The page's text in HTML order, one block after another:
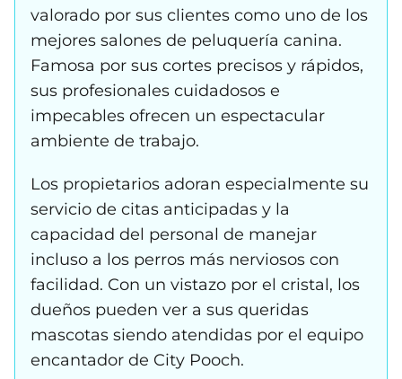
valorado por sus clientes como uno de los
mejores salones de peluquería canina.
Famosa por sus cortes precisos y rápidos,
sus profesionales cuidadosos e
impecables ofrecen un espectacular
ambiente de trabajo.
Los propietarios adoran especialmente su
servicio de citas anticipadas y la
capacidad del personal de manejar
incluso a los perros más nerviosos con
facilidad. Con un vistazo por el cristal, los
dueños pueden ver a sus queridas
mascotas siendo atendidas por el equipo
encantador de City Pooch.